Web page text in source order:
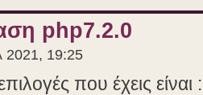
php7.2.0
2021, 19:25
που έχεις είναι :